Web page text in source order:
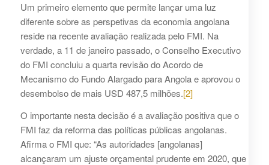
Um primeiro elemento que permite lançar uma luz
diferente sobre as perspetivas da economia angolana
reside na recente avaliação realizada pelo FMI. Na
verdade, a 11 de janeiro passado, o Conselho Executivo
do FMI concluiu a quarta revisão do Acordo de
Mecanismo do Fundo Alargado para Angola e aprovou o
desembolso de mais USD 487,5 milhões.[2]
O importante nesta decisão é a avaliação positiva que o
FMI faz da reforma das políticas públicas angolanas.
Afirma o FMI que: “As autoridades [angolanas]
alcançaram um ajuste orçamental prudente em 2020, que